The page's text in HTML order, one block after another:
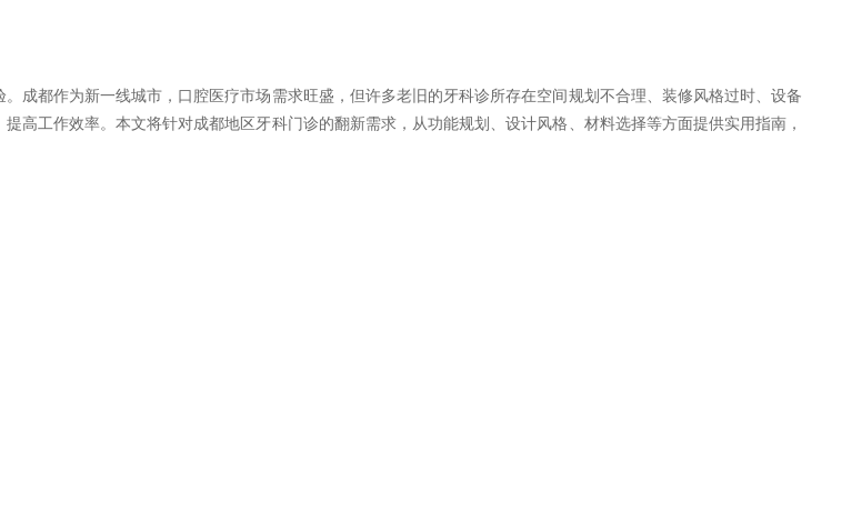
成都作为新一线城市，口腔医疗市场需求旺盛，但许多老旧的牙科诊所存在空间规划不合理、装修风格过时、设备
高工作效率。本文将针对成都地区牙科门诊的翻新需求，从功能规划、设计风格、材料选择等方面提供实用指南，